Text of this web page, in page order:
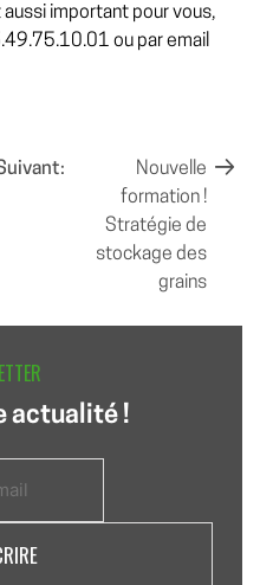
important pour vous,
ou par email
Nouvelle
formation !
Stratégie de
stockage des
grains
actualité !